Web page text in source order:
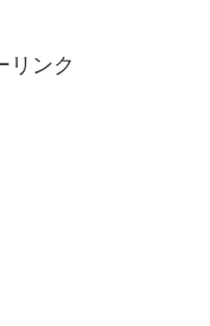
リンク